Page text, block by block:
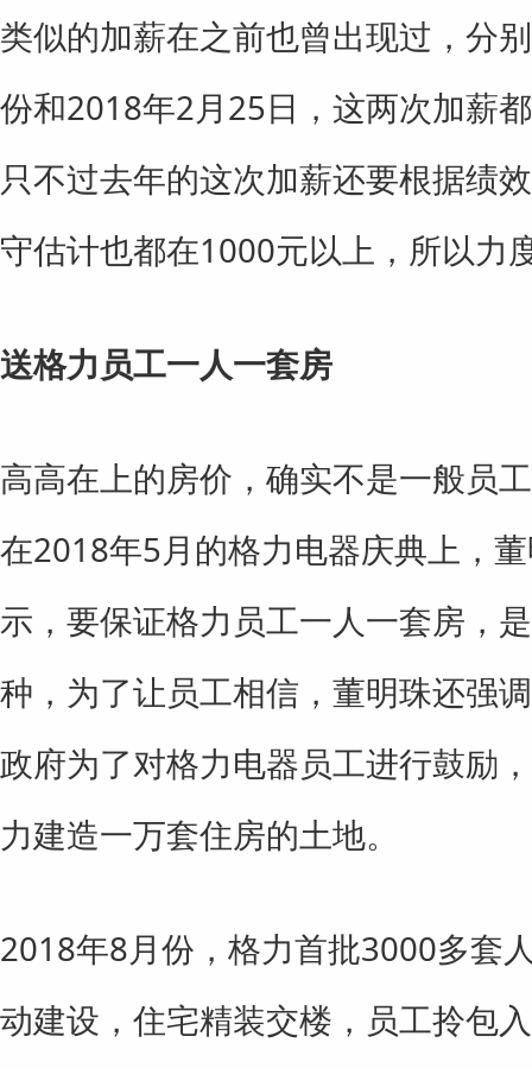
类似的加薪在之前也曾出现过，分
份和2018年2月25日，这两次加薪
只不过去年的这次加薪还要根据绩
守估计也都在1000元以上，所以力
送格力员工一人一套房
高高在上的房价，确实不是一般员
在2018年5月的格力电器庆典上，
示，要保证格力员工一人一套房，
种，为了让员工相信，董明珠还强
政府为了对格力电器员工进行鼓励
力建造一万套住房的土地。
2018年8月份，格力首批3000多套
动建设，住宅精装交楼，员工拎包